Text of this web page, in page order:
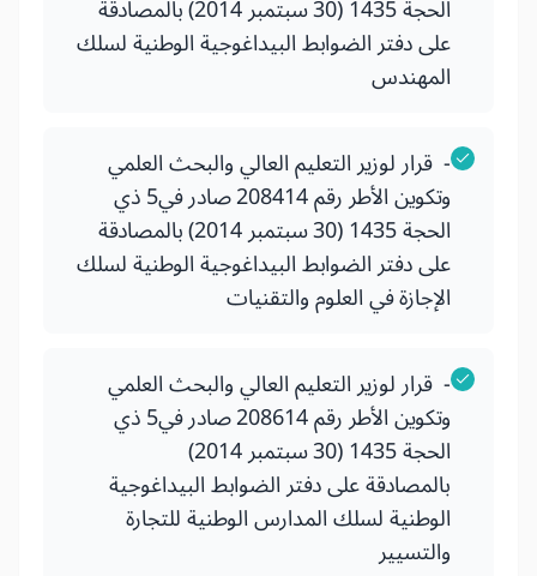
الحجة 1435 (30 سبتمبر 2014) بالمصادقة
على دفتر الضوابط البيداغوجية الوطنية لسلك
المهندس
- قرار لوزير التعليم العالي والبحث العلمي
وتكوين الأطر رقم 208414 صادر في5 ذي
الحجة 1435 (30 سبتمبر 2014) بالمصادقة
على دفتر الضوابط البيداغوجية الوطنية لسلك
الإجازة في العلوم والتقنيات
- قرار لوزير التعليم العالي والبحث العلمي
وتكوين الأطر رقم 208614 صادر في5 ذي
الحجة 1435 (30 سبتمبر 2014)
بالمصادقة على دفتر الضوابط البيداغوجية
الوطنية لسلك المدارس الوطنية للتجارة
والتسيير